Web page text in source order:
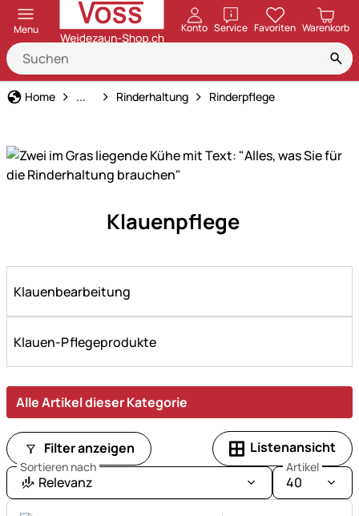
Menu Konto ServiceöffnenFavoriten Warenkorb
Home Tierbedarf
... Rinderhaltung Rinderpflege
gesunde
und
effiziente
Rinderhaltung
bis
Zubehör.
Klauenpflege
Klauenbearbeitung
Klauen-Pflegeprodukte
Alle Artikel dieser Kategorie
Filter anzeigen Listenansicht
Sortieren nach
Relevanz
Artikel
40